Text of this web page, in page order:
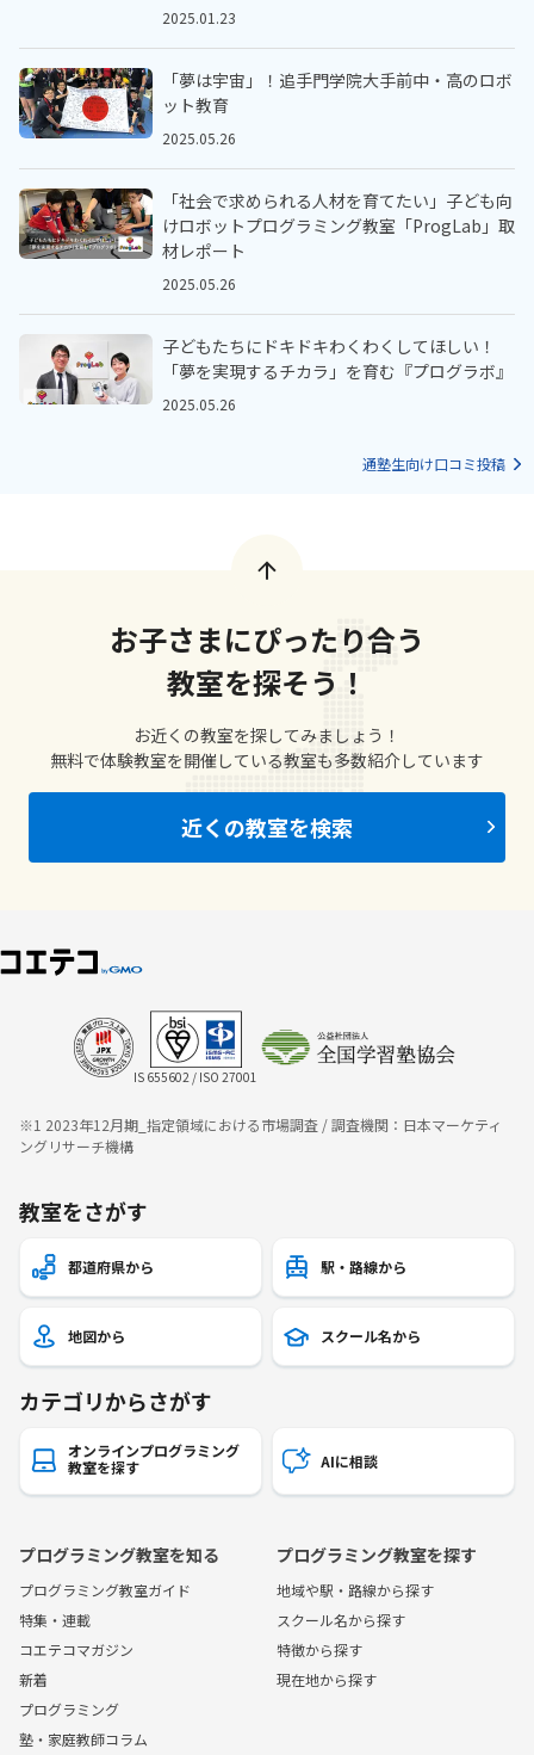
2025.01.23
「夢は宇宙」！追手門学院大手前中・高のロボ
ット教育
2025.05.26
「社会で求められる人材を育てたい」子ども向
けロボットプログラミング教室「ProgLab」取
材レポート
2025.05.26
子どもたちにドキドキわくわくしてほしい！
「夢を実現するチカラ」を育む『プログラボ』
2025.05.26
通塾生向け口コミ投稿
お子さまにぴったり合う
教室を探そう！
お近くの教室を探してみましょう！
無料で体験教室を開催している教室も多数紹介しています
近くの教室を検索
IS 655602 / ISO 27001
※1 2023年12月期_指定領域における市場調査 / 調査機関：日本マーケティ
ングリサーチ機構
教室をさがす
都道府県から 駅・路線から
地図から スクール名から
カテゴリからさがす
オンラインプログラミング
教室を探す
AIに相談
プログラミング教室を知る
プログラミング教室ガイド
特集・連載
コエテコマガジン
新着
プログラミング
塾・家庭教師コラム
プログラミング教室を探す
地域や駅・路線から探す
スクール名から探す
特徴から探す
現在地から探す